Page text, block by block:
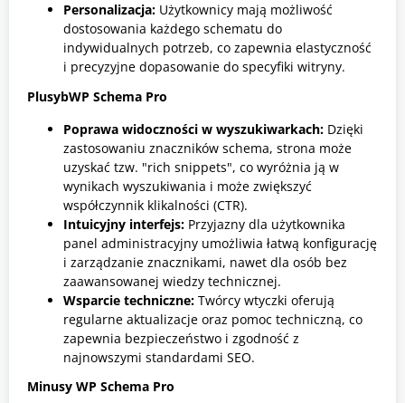
Personalizacja: Użytkownicy mają możliwość
dostosowania każdego schematu do
indywidualnych potrzeb, co zapewnia elastyczność
i precyzyjne dopasowanie do specyfiki witryny.
PlusybWP Schema Pro
Poprawa widoczności w wyszukiwarkach: Dzięki
zastosowaniu znaczników schema, strona może
uzyskać tzw. "rich snippets", co wyróżnia ją w
wynikach wyszukiwania i może zwiększyć
współczynnik klikalności (CTR).
Intuicyjny interfejs: Przyjazny dla użytkownika
panel administracyjny umożliwia łatwą konfigurację
i zarządzanie znacznikami, nawet dla osób bez
zaawansowanej wiedzy technicznej.
Wsparcie techniczne: Twórcy wtyczki oferują
regularne aktualizacje oraz pomoc techniczną, co
zapewnia bezpieczeństwo i zgodność z
najnowszymi standardami SEO.
Minusy WP Schema Pro